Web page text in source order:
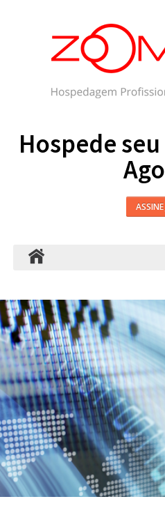
Hospede
ASSINE
Domínios Blog Suporte